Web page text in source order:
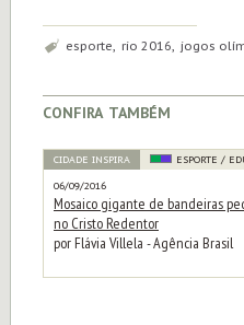
Tags:esporte, rio 2016, jogos
confira também
CIDADE INSPIRA ESPORTE /
06/09/2016
Mosaico gigante de bandeiras
no Cristo Redentor
por Flávia Villela - Agência Brasil